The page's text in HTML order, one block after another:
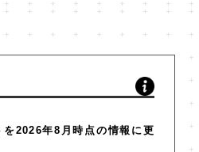
を2026年8月時点の情報に更